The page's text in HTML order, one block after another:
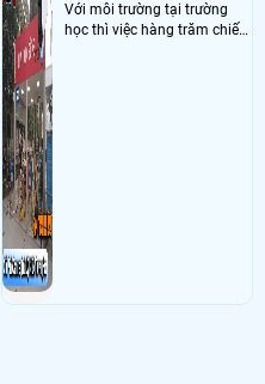
Với môi trường tại trường
học thì việc hàng trăm chiếc